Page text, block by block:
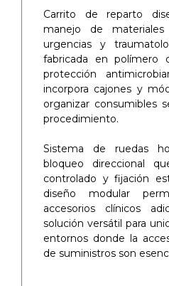
Carrito de reparto
manejo de
urgencias y
fabricada en polímero
protección
incorpora cajones y
organizar consumibles
procedimiento.
Sistema de ruedas
bloqueo direccional
controlado y fijación
diseño modular
accesorios clínicos
solución versátil para
entornos donde la
de suministros son